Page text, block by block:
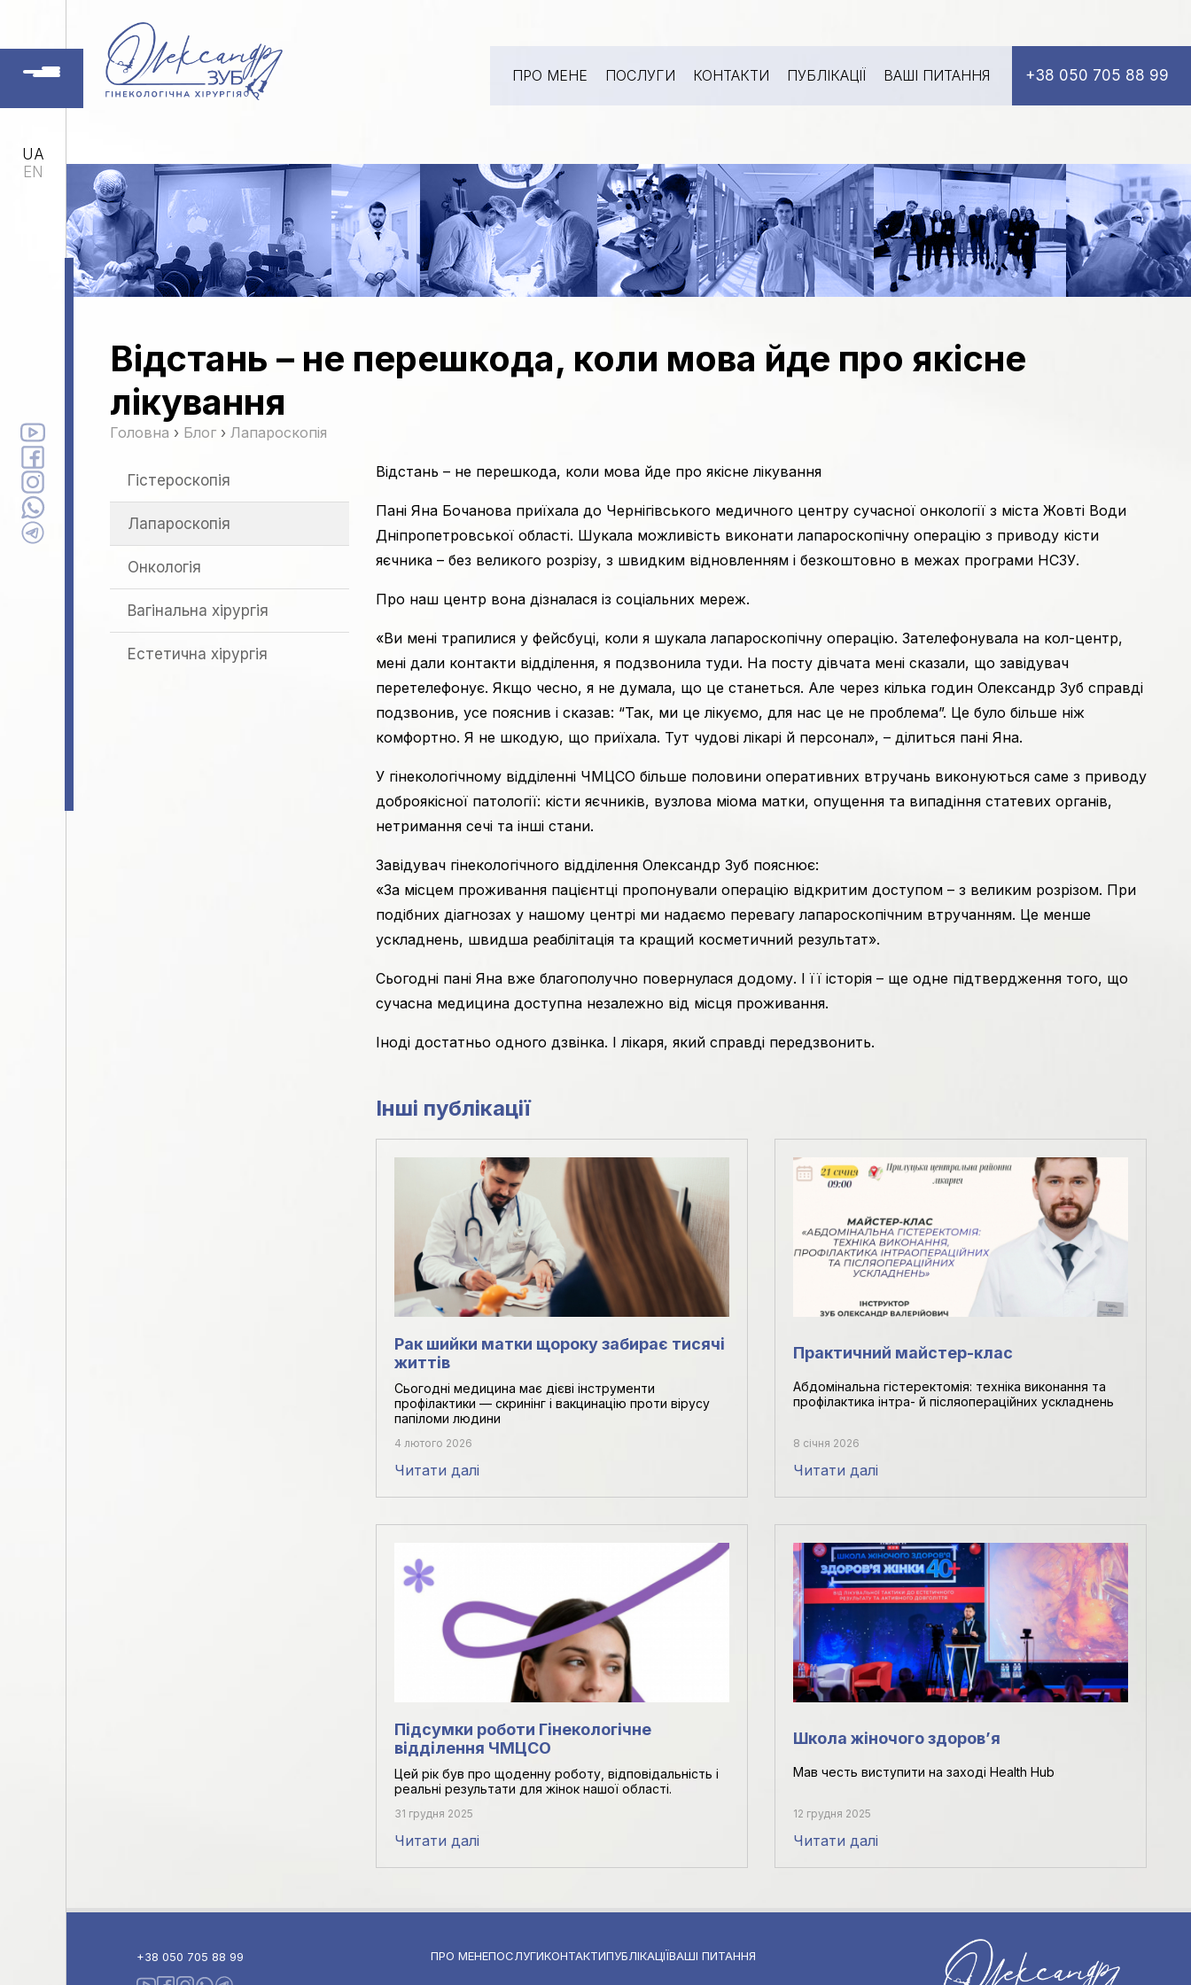
UA
EN
ПРО МЕНЕ ПОСЛУГИ КОНТАКТИ ПУБЛІКАЦІЇ ВАШІ ПИТАННЯ +38 050 705 88 99
Відстань – не перешкода, коли мова йде про якісне
лікування
Головна › Блог › Лапароскопія
Гістероскопія
Лапароскопія
Онкологія
Вагінальна хірургія
Естетична хірургія
Відстань – не перешкода, коли мова йде про якісне лікування
Пані Яна Бочанова приїхала до Чернігівського медичного центру сучасної онкології з міста Жовті Води
Дніпропетровської області. Шукала можливість виконати лапароскопічну операцію з приводу кісти
яєчника – без великого розрізу, з швидким відновленням і безкоштовно в межах програми НСЗУ.
Про наш центр вона дізналася із соціальних мереж.
«Ви мені трапилися у фейсбуці, коли я шукала лапароскопічну операцію. Зателефонувала на кол-центр,
мені дали контакти відділення, я подзвонила туди. На посту дівчата мені сказали, що завідувач
перетелефонує. Якщо чесно, я не думала, що це станеться. Але через кілька годин Олександр Зуб справді
подзвонив, усе пояснив і сказав: “Так, ми це лікуємо, для нас це не проблема”. Це було більше ніж
комфортно. Я не шкодую, що приїхала. Тут чудові лікарі й персонал», – ділиться пані Яна.
У гінекологічному відділенні ЧМЦСО більше половини оперативних втручань виконуються саме з приводу
доброякісної патології: кісти яєчників, вузлова міома матки, опущення та випадіння статевих органів,
нетримання сечі та інші стани.
Завідувач гінекологічного відділення Олександр Зуб пояснює:
«За місцем проживання пацієнтці пропонували операцію відкритим доступом – з великим розрізом. При
подібних діагнозах у нашому центрі ми надаємо перевагу лапароскопічним втручанням. Це менше
ускладнень, швидша реабілітація та кращий косметичний результат».
Сьогодні пані Яна вже благополучно повернулася додому. І її історія – ще одне підтвердження того, що
сучасна медицина доступна незалежно від місця проживання.
Іноді достатньо одного дзвінка. І лікаря, який справді передзвонить.
Інші публікації
Рак шийки матки щороку забирає тисячі
життів
Сьогодні медицина має дієві інструменти
профілактики — скринінг і вакцинацію проти вірусу
папіломи людини
4 лютого 2026
Читати далі
Практичний майстер-клас
Абдомінальна гістеректомія: техніка виконання та
профілактика інтра- й післяопераційних ускладнень
8 січня 2026
Читати далі
Підсумки роботи Гінекологічне
відділення ЧМЦСО
Цей рік був про щоденну роботу, відповідальність і
реальні результати для жінок нашої області.
31 грудня 2025
Читати далі
Школа жіночого здоровʼя
Мав честь виступити на заході Health Hub
12 грудня 2025
Читати далі
+38 050 705 88 99 ПРО МЕНЕПОСЛУГИКОНТАКТИПУБЛІКАЦІЇВАШІ ПИТАННЯ